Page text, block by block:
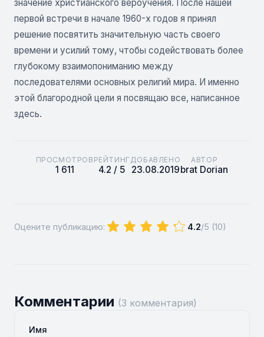
значение христианского вероучения. После нашей
первой встречи в начале 1960-х годов я принял
решение посвятить значительную часть своего
времени и усилий тому, чтобы содействовать более
глубокому взаимопониманию между
последователями основных религий мира. И именно
этой благородной цели я посвящаю все, написанное
здесь.
ПРОСМОТРОВ
1 611
РЕЙТИНГ
4.2 / 5
ДОБАВЛЕНО
23.08.2019
АВТОР
brat Dorian
Оцените публикацию: 4.2/5 (10)
Комментарии (3 комментария)
Имя